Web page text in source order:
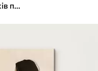
Композиція з квітів і ніжних мазків пензля